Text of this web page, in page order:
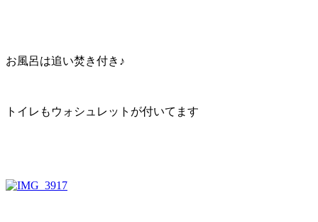
お風呂は追い焚き付き♪
トイレもウォシュレットが付いてます